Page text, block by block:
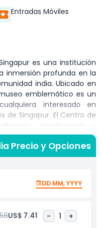
Entradas Móviles
es una institución
inmersión profunda en la
india. Ubicado en
emblemático es un
interesado en
de Singapur. El Centro de
aportaciones y
desde su migración
influencia en el
pueden explorar
artes y artesanías, todas
destacar la diversidad y
hacen que la
para todas las edades,
Precio y Opciones
DD MM, YYYY
US$ 7.41 - 1 +